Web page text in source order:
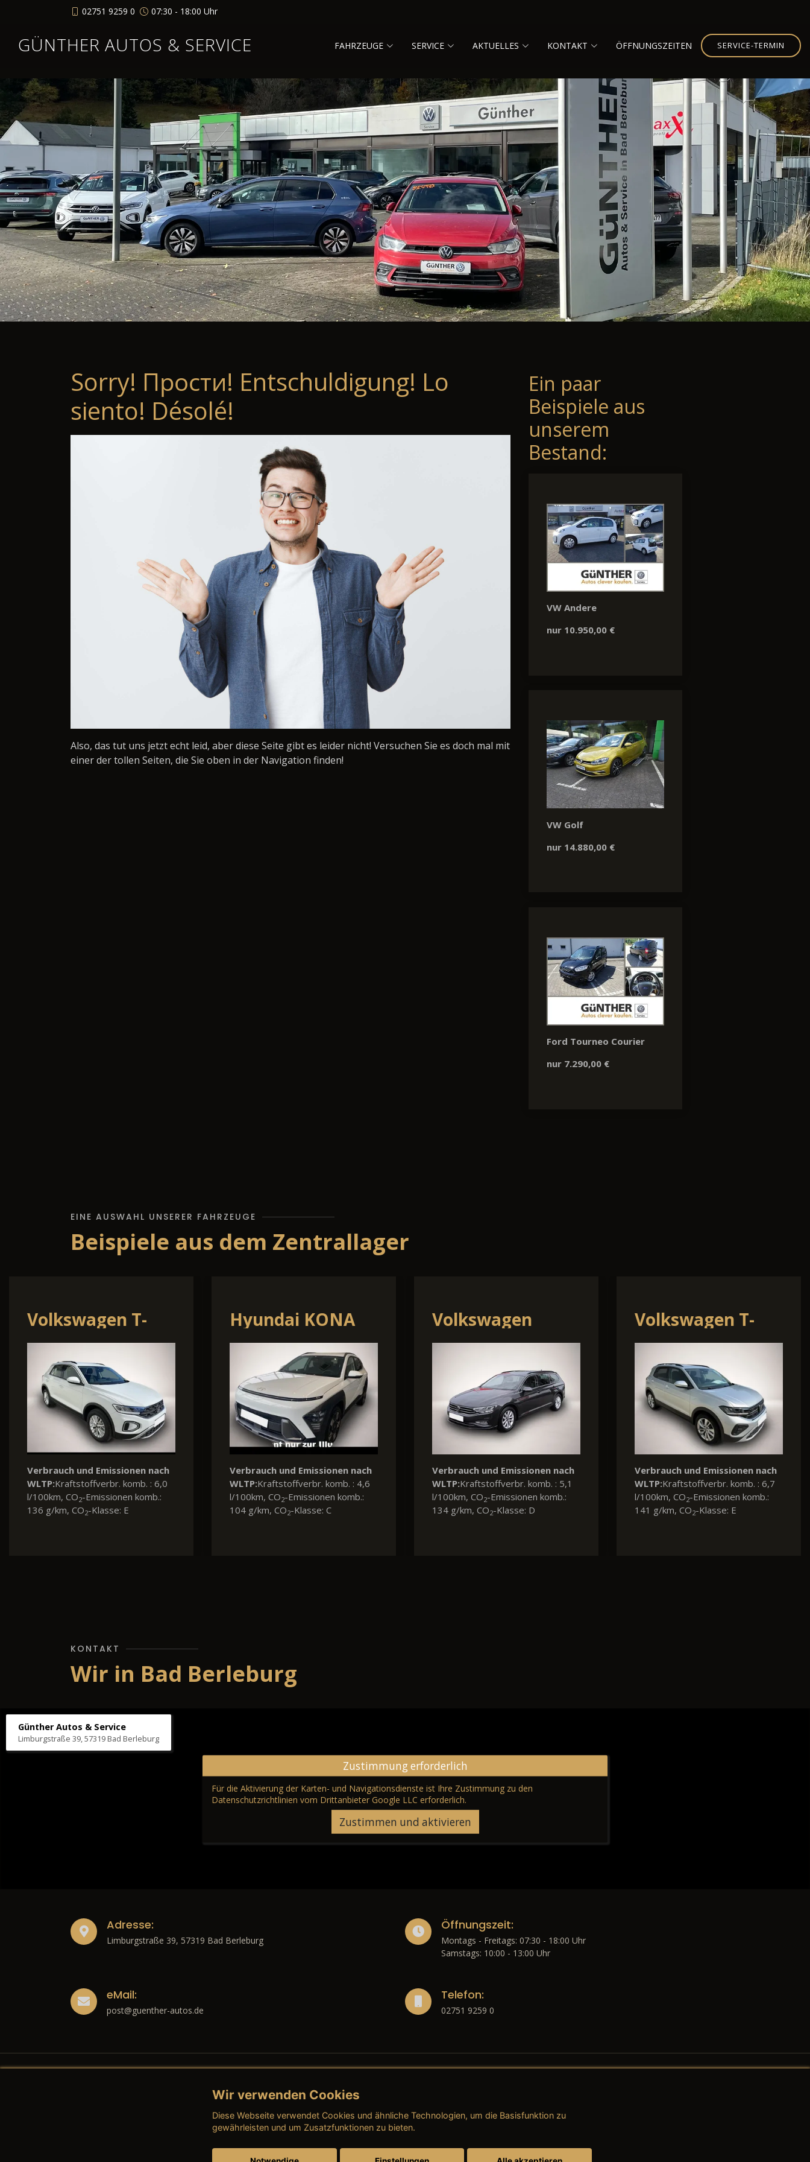
02751 9259 0 07:30 - 18:00 Uhr
GÜNTHER AUTOS & SERVICE FAHRZEUGE SERVICE AKTUELLES KONTAKT ÖFFNUNGSZEITEN SERVICE-TERMIN
Sorry! Прости! Entschuldigung! Lo
siento! Désolé!
Also, das tut uns jetzt echt leid, aber diese Seite gibt es leider nicht! Versuchen Sie es doch mal mit
einer der tollen Seiten, die Sie oben in der Navigation finden!
Ein paar
Beispiele aus
unserem
Bestand:
VW Andere
nur 10.950,00 €
VW Golf
nur 14.880,00 €
Ford Tourneo Courier
nur 7.290,00 €
EINE AUSWAHL UNSERER FAHRZEUGE
Beispiele aus dem Zentrallager
Seat Arona
Verbrauch und Emissionen nach
WLTP:Kraftstoffverbr. komb. : 5,6
l/100km, CO2-Emissionen komb.:
127 g/km, CO2-Klasse: D
Skoda Kamiq
Verbrauch und Emissionen nach
WLTP:Kraftstoffverbr. komb. : 5,6
l/100km, CO2-Emissionen komb.:
126 g/km, CO2-Klasse: D
Volkswagen
Taigo
Verbrauch und Emissionen nach
WLTP:Kraftstoffverbr. komb. : 5,5
l/100km, CO2-Emissionen komb.:
124 g/km, CO2-Klasse: D
Renault Austral
Verbrauch und Emissionen nach
WLTP:Kraftstoffverbr. komb. : 4,8
l/100km, CO2-Emissionen komb.:
109 g/km, CO2-Klasse: C
KONTAKT
Wir in Bad Berleburg
Günther Autos & Service
Limburgstraße 39, 57319 Bad Berleburg
Zustimmung erforderlich
Für die Aktivierung der Karten- und Navigationsdienste ist Ihre Zustimmung zu den
Datenschutzrichtlinien vom Drittanbieter Google LLC erforderlich.
Zustimmen und aktivieren
Adresse:
Limburgstraße 39, 57319 Bad Berleburg
Öffnungszeit:
Montags - Freitags: 07:30 - 18:00 Uhr
Samstags: 10:00 - 13:00 Uhr
eMail:
post@guenther-autos.de
Telefon:
02751 9259 0
Rechtliches
→ Impressum
→ AGB (Neuwagen)
→ AGB (Teile & Zubehör)
Wir verwenden Cookies
Diese Webseite verwendet Cookies und ähnliche Technologien, um die Basisfunktion zu
gewährleisten und um Zusatzfunktionen zu bieten.